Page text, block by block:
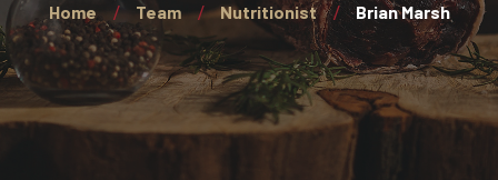
Home Team Nutritionist Brian Marsh